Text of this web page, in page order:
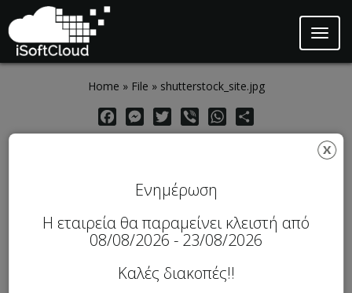
Skip to main content
Home » File » shutterstock_site.jpg
FacebookMessenger
TwitterViber WhatsApp
Ενημέρωση
Η εταιρεία θα παραμείνει κλειστή από
08/08/2026 - 23/08/2026
Καλές διακοπές!!